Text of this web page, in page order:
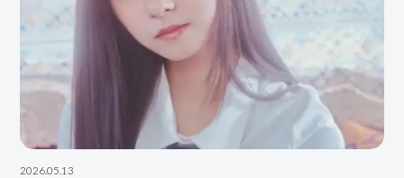
2026.05.13